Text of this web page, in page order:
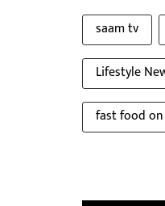
saam tv
Lifestyle
fast food